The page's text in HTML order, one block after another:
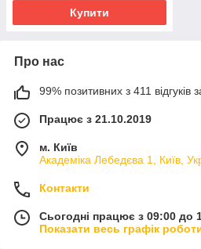
Купити
Про нас
99% позитивних з 411 відгуків
Працює з 21.10.2019
м. Київ
Академіка Лебедєва 1, Київ,
Контакти
Сьогодні працює з 09:00 до
Показати весь графік